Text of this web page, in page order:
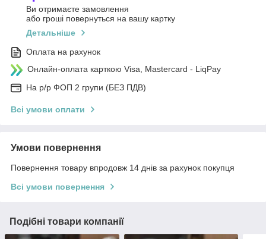
Ви отримаєте замовлення
або гроші повернуться на вашу картку
Детальніше
Оплата на рахунок
Онлайн-оплата карткою Visa, Mastercard - LiqPay
На р/р ФОП 2 групи (БЕЗ ПДВ)
Всі умови оплати
Умови повернення
Повернення товару впродовж 14 днів за рахунок покупця
Всі умови повернення
Подібні товари компанії